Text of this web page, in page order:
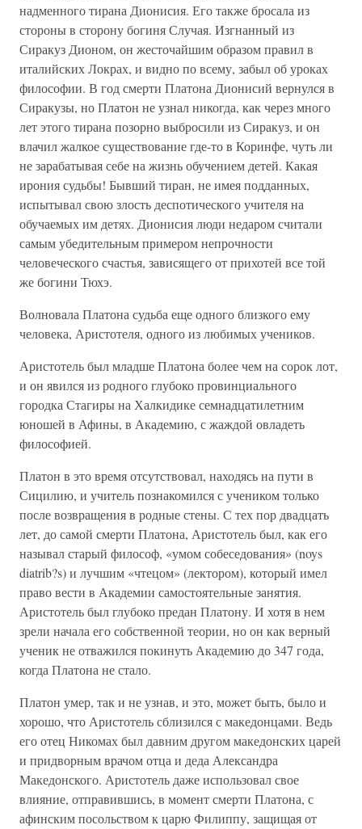
надменного тирана Дионисия. Его также бросала из
стороны в сторону богиня Случая. Изгнанный из
Сиракуз Дионом, он жесточайшим образом правил в
италийских Локрах, и видно по всему, забыл об уроках
философии. В год смерти Платона Дионисий вернулся в
Сиракузы, но Платон не узнал никогда, как через много
лет этого тирана позорно выбросили из Сиракуз, и он
влачил жалкое существование где-то в Коринфе, чуть ли
не зарабатывая себе на жизнь обучением детей. Какая
ирония судьбы! Бывший тиран, не имея подданных,
испытывал свою злость деспотического учителя на
обучаемых им детях. Дионисия люди недаром считали
самым убедительным примером непрочности
человеческого счастья, зависящего от прихотей все той
же богини Тюхэ.
Волновала Платона судьба еще одного близкого ему
человека, Аристотеля, одного из любимых учеников.
Аристотель был младше Платона более чем на сорок лот,
и он явился из родного глубоко провинциального
городка Стагиры на Халкидике семнадцатилетним
юношей в Афины, в Академию, с жаждой овладеть
философией.
Платон в это время отсутствовал, находясь на пути в
Сицилию, и учитель познакомился с учеником только
после возвращения в родные стены. С тех пор двадцать
лет, до самой смерти Платона, Аристотель был, как его
называл старый философ, «умом собеседования» (noys
diatrib?s) и лучшим «чтецом» (лектором), который имел
право вести в Академии самостоятельные занятия.
Аристотель был глубоко предан Платону. И хотя в нем
зрели начала его собственной теории, но он как верный
ученик не отважился покинуть Академию до 347 года,
когда Платона не стало.
Платон умер, так и не узнав, и это, может быть, было и
хорошо, что Аристотель сблизился с македонцами. Ведь
его отец Никомах был давним другом македонских царей
и придворным врачом отца и деда Александра
Македонского. Аристотель даже использовал свое
влияние, отправившись, в момент смерти Платона, с
афинским посольством к царю Филиппу, защищая от